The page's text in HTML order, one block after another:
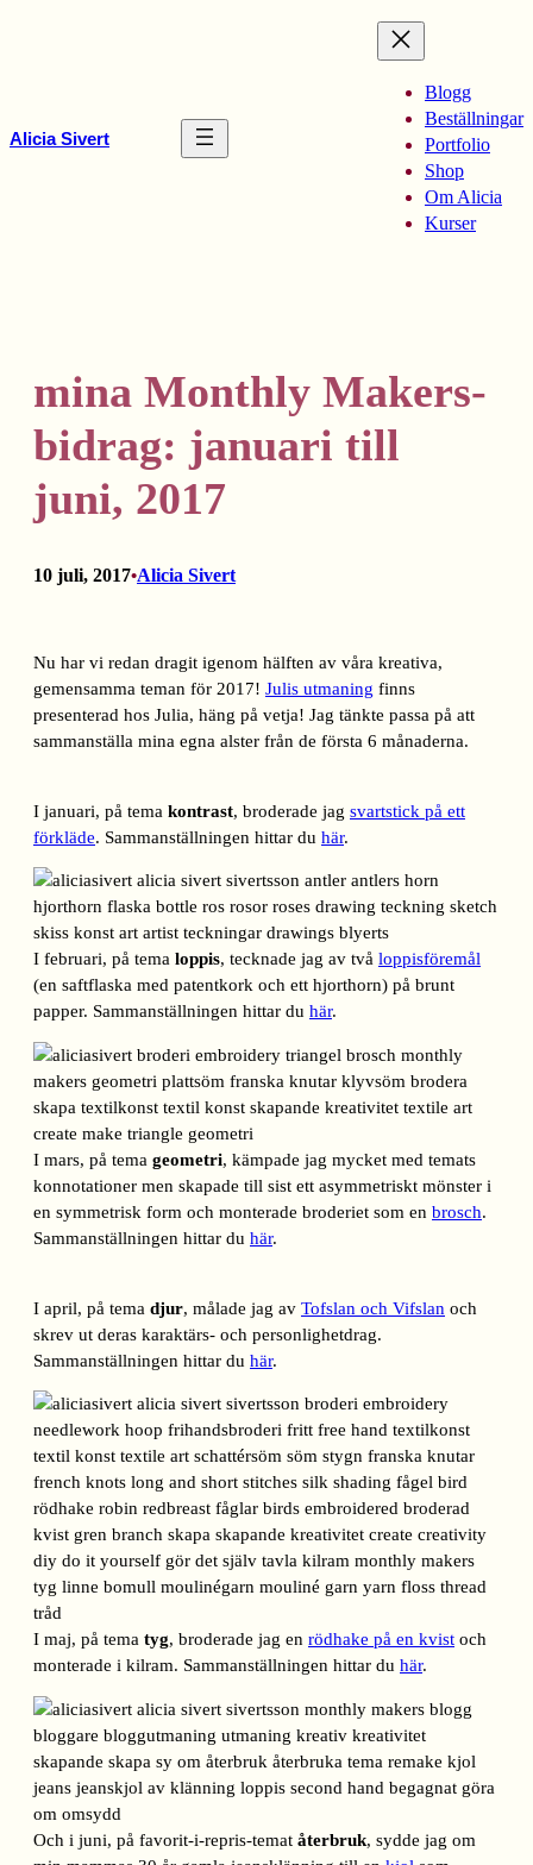
Alicia Sivert
Blogg
Beställningar
Portfolio
Shop
Om Alicia
Kurser
mina Monthly Makers-
bidrag: januari till
juni, 2017
10 juli, 2017•Alicia Sivert
Nu har vi redan dragit igenom hälften av våra kreativa,
gemensamma teman för 2017! Julis utmaning finns
presenterad hos Julia, häng på vetja! Jag tänkte passa på att
sammanställa mina egna alster från de första 6 månaderna.
I januari, på tema kontrast, broderade jag svartstick på ett
förkläde. Sammanställningen hittar du här.
I februari, på tema loppis, tecknade jag av två loppisföremål
(en saftflaska med patentkork och ett hjorthorn) på brunt
papper. Sammanställningen hittar du här.
I mars, på tema geometri, kämpade jag mycket med temats
konnotationer men skapade till sist ett asymmetriskt mönster i
en symmetrisk form och monterade broderiet som en brosch.
Sammanställningen hittar du här.
I april, på tema djur, målade jag av Tofslan och Vifslan och
skrev ut deras karaktärs- och personlighetdrag.
Sammanställningen hittar du här.
I maj, på tema tyg, broderade jag en rödhake på en kvist och
monterade i kilram. Sammanställningen hittar du här.
Och i juni, på favorit-i-repris-temat återbruk, sydde jag om